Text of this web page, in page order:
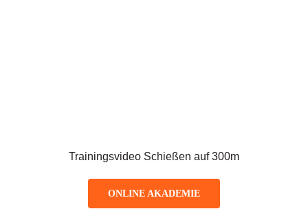
Trainingsvideo Schießen auf 300m
ONLINE AKADEMIE